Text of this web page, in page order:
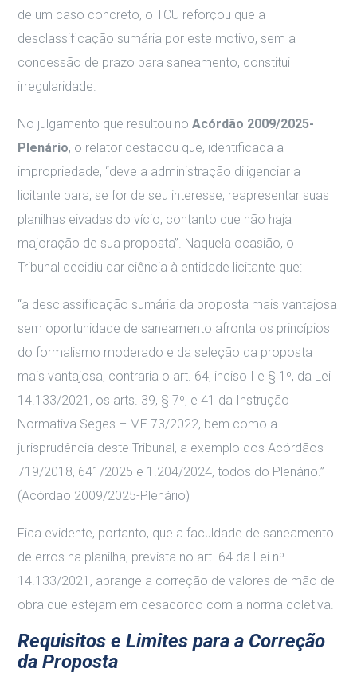
de um caso concreto, o TCU reforçou que a
desclassificação sumária por este motivo, sem a
concessão de prazo para saneamento, constitui
irregularidade.
No julgamento que resultou noAcórdão 2009/2025-
Plenário, o relator destacou que, identificada a
impropriedade, “deve a administração diligenciar a
licitante para, se for de seu interesse, reapresentar suas
planilhas eivadas do vício, contanto que não haja
majoração de sua proposta”. Naquela ocasião, o
Tribunal decidiu dar ciência à entidade licitante que:
“a desclassificação sumária da proposta mais vantajosa
sem oportunidade de saneamento afronta os princípios
do formalismo moderado e da seleção da proposta
mais vantajosa, contraria o art. 64, inciso I e § 1º, da Lei
14.133/2021, os arts. 39, § 7º, e 41 da Instrução
Normativa Seges – ME 73/2022, bem como a
jurisprudência deste Tribunal, a exemplo dos Acórdãos
719/2018, 641/2025 e 1.204/2024, todos do Plenário.”
(Acórdão 2009/2025-Plenário)
Fica evidente, portanto, que a faculdade de saneamento
de erros na planilha, prevista no art. 64 da Lei nº
14.133/2021, abrange a correção de valores de mão de
obra que estejam em desacordo com a norma coletiva.
Requisitos e Limites para a Correção
da Proposta